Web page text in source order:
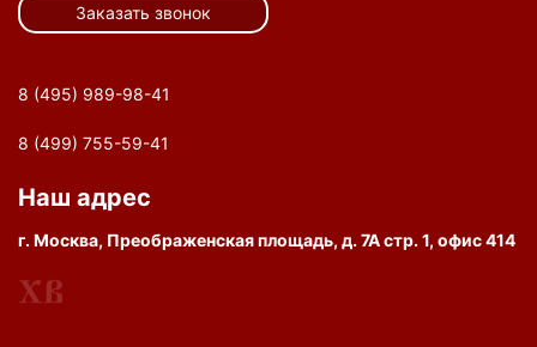
Заказать звонок
8 (495) 989-98-41
8 (499) 755-59-41
Наш адрес
г. Москва, Преображенская площадь, д. 7А стр. 1, офис 414